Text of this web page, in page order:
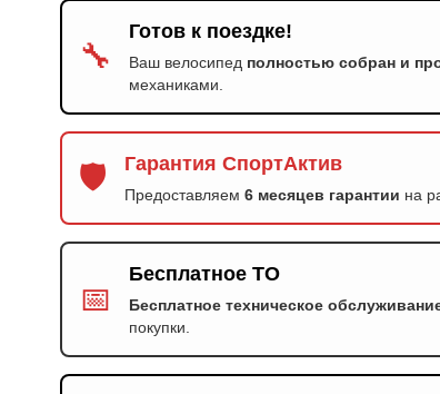
🔧
Готов к поездке!
Ваш велосипед полностью собран и
механиками.
🛡️ Гарантия СпортАктив
Предоставляем6 месяцев гарантии на
📅
Бесплатное ТО
Бесплатное техническое
покупки.